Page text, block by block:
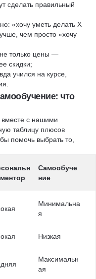
сделать правильный
«хочу уметь делать X
чем просто «хочу
только цены —
скидки;
учился на курсе,
что
с нашими
таблицу плюсов
помочь выбрать то,
Самообуче
ние
Минимальна
я
Низкая
Максимальн
ая